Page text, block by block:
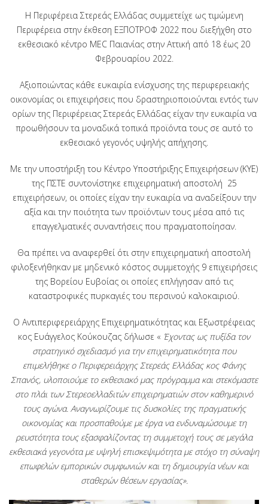
Η Περιφέρεια Στερεάς Ελλάδας συμμετείχε ως τιμώμενη
Περιφέρεια στην έκθεση ΕΞΠΟΤΡΟΦ 2022 που διεξήχθη στο
εκθεσιακό κέντρο MEC Παιανίας στην Αττική από 18 έως 20
Φεβρουαρίου 2022.
Αξιοποιώντας κάθε ευκαιρία ενίσχυσης της περιφερειακής
οικονομίας οι επιχειρήσεις που δραστηριοποιούνται εντός των
ορίων της Περιφέρειας Στερεάς Ελλάδας είχαν την ευκαιρία να
προωθήσουν τα μοναδικά τοπικά προϊόντα τους σε αυτό το
εκθεσιακό γεγονός υψηλής απήχησης.
Με την υποστήριξη του Κέντρο Υποστήριξης Επιχειρήσεων (ΚΥΕ)
της ΠΣΤΕ συντονίστηκε επιχειρηματική αποστολή 25
επιχειρήσεων, οι οποίες είχαν την ευκαιρία να αναδείξουν την
αξία και την ποιότητα των προϊόντων τους μέσα από τις
επαγγελματικές συναντήσεις που πραγματοποίησαν.
Θα πρέπει να αναφερθεί ότι στην επιχειρηματική αποστολή
φιλοξενήθηκαν με μηδενικό κόστος συμμετοχής 9 επιχειρήσεις
της Βορείου Ευβοίας οι οποίες επλήγησαν από τις
καταστροφικές πυρκαγιές του περσινού καλοκαιριού.
Ο Αντιπεριφερειάρχης Επιχειρηματικότητας και Εξωστρέφειας
κος Ευάγγελος Κούκουζας δήλωσε « Έχοντας ως πυξίδα τον
στρατηγικό σχεδιασμό για την επιχειρηματικότητα που
επιμελήθηκε ο Περιφερειάρχης Στερεάς Ελλάδας κος Φάνης
Σπανός, υλοποιούμε το εκθεσιακό μας πρόγραμμα και στεκόμαστε
στο πλάι των Στερεοελλαδιτών επιχειρηματιών στον καθημερινό
τους αγώνα. Αναγνωρίζουμε τις δυσκολίες της πραγματικής
οικονομίας και προσπαθούμε με έργα να ενδυναμώσουμε τη
ρευστότητα τους εξασφαλίζοντας τη συμμετοχή τους σε μεγάλα
εκθεσιακά γεγονότα με υψηλή επισκεψιμότητα με στόχο τη σύναψη
επωφελών εμπορικών συμφωνιών και τη δημιουργία νέων και
σταθερών θέσεων εργασίας».